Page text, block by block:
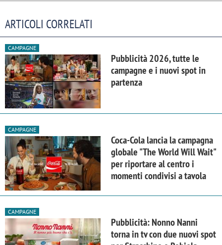
ARTICOLI CORRELATI
CAMPAGNE
Pubblicità 2026, tutte le
campagne e i nuovi spot in
partenza
CAMPAGNE
Coca-Cola lancia la campagna
globale "The World Will Wait"
per riportare al centro i
momenti condivisi a tavola
CAMPAGNE
Pubblicità: Nonno Nanni
torna in tv con due nuovi spot